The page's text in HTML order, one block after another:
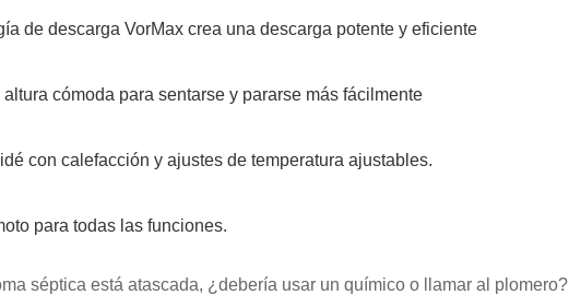
de descarga VorMax crea una descarga potente y eficiente
cómoda para sentarse y pararse más fácilmente
con calefacción y ajustes de temperatura ajustables.
para todas las funciones.
séptica está atascada, ¿debería usar un químico o llamar al plomero?